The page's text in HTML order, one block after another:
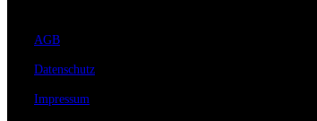
AGB
Datenschutz
Impressum